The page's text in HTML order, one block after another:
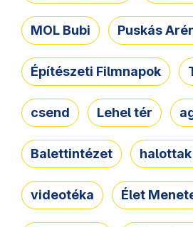
MOL Bubi Puskás
Építészeti Filmnapok
csend Lehel tér
Balettintézet
videotéka Élet